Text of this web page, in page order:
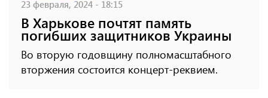
23 февраля, 2024 - 18:15
В Харькове почтят память
погибших защитников Украины
Во вторую годовщину полномасштабного
вторжения состоится концерт-реквием.